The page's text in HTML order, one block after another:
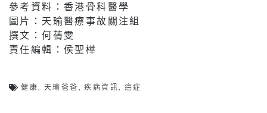
參考資料：香港骨科醫學
圖片：天瑜醫療事故關注組
撰文：何蒨雯
責任編輯：侯聖樺
健康,天瑜爸爸 ,疾病資訊, 癌症